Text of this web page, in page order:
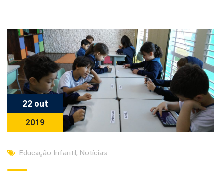
22 out
2019
Educação Infantil, Notícias